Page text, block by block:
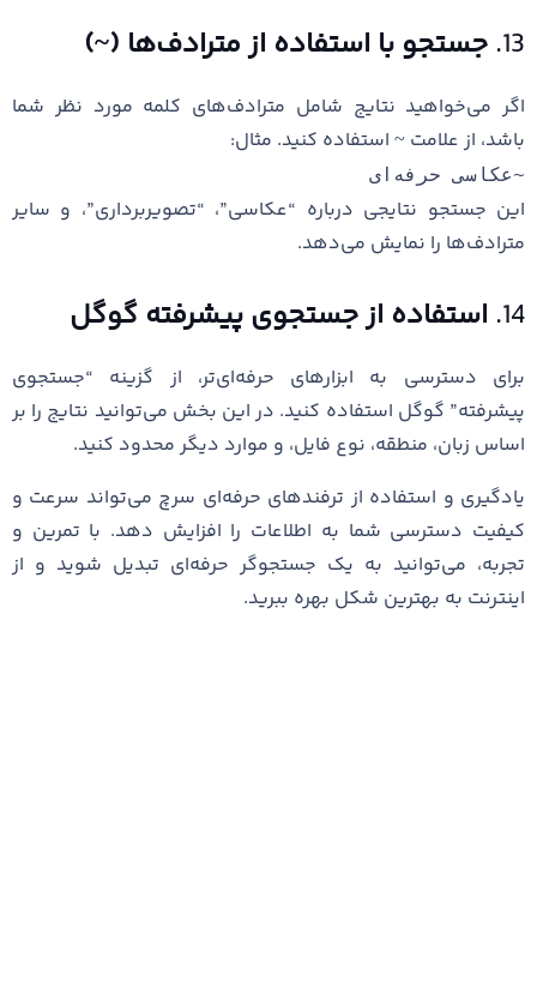
13. جستجو با استفاده از مترادف‌ها (~)
اگر می‌خواهید نتایج شامل مترادف‌های کلمه مورد نظر شما
باشد، از علامت ~ استفاده کنید. مثال:
~عکاسی حرفه‌ای
این جستجو نتایجی درباره “عکاسی”، “تصویربرداری”، و سایر
مترادف‌ها را نمایش می‌دهد.
14. استفاده از جستجوی پیشرفته گوگل
برای دسترسی به ابزارهای حرفه‌ای‌تر، از گزینه “جستجوی
پیشرفته” گوگل استفاده کنید. در این بخش می‌توانید نتایج را بر
اساس زبان، منطقه، نوع فایل، و موارد دیگر محدود کنید.
یادگیری و استفاده از ترفندهای حرفه‌ای سرچ می‌تواند سرعت و
کیفیت دسترسی شما به اطلاعات را افزایش دهد. با تمرین و
تجربه، می‌توانید به یک جستجوگر حرفه‌ای تبدیل شوید و از
اینترنت به بهترین شکل بهره ببرید.